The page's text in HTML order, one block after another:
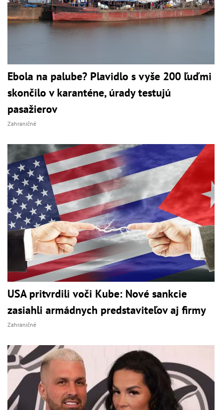
Ebola na palube? Plavidlo s vyše 200 ľuďmi
skončilo v karanténe, úrady testujú
pasažierov
Zahraničné
USA pritvrdili voči Kube: Nové sankcie
zasiahli armádnych predstaviteľov aj firmy
Zahraničné